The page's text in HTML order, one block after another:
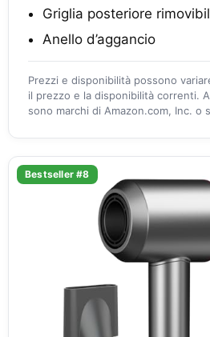
Griglia posteriore
Anello d’aggancio
Prezzi e disponibilità possono
il prezzo e la disponibilità correnti.
sono marchi di Amazon.com, Inc. o
Bestseller #8